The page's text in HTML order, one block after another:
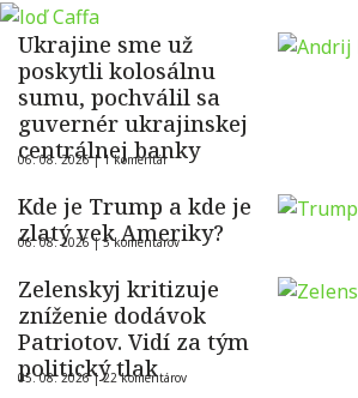
Ukrajine sme už
poskytli kolosálnu
sumu, pochválil sa
guvernér ukrajinskej
centrálnej banky
06. 08. 2026 |1 komentár
Kde je Trump a kde je
zlatý vek Ameriky?
06. 08. 2026 |5 komentárov
Zelenskyj kritizuje
zníženie dodávok
Patriotov. Vidí za tým
politický tlak
05. 08. 2026 |22 komentárov